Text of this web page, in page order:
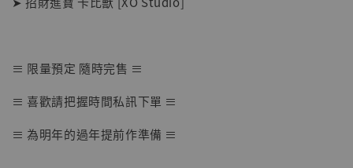
摩 [7STARS Studio]
NT$ 1,500
≡ 限量預定 隨時完售 ≡
≡ 喜歡請把握時間私訊下單 ≡
≡ 為明年的過年提前作準備 ≡